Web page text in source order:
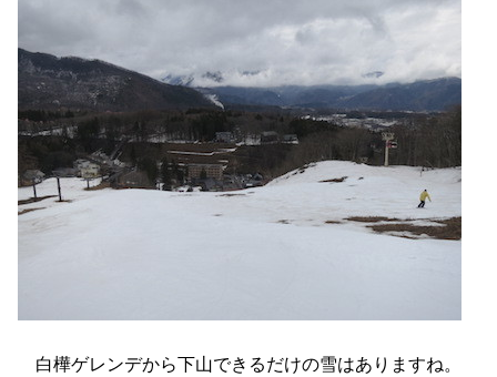
白樺ゲレンデから下山できるだけの雪はありますね。